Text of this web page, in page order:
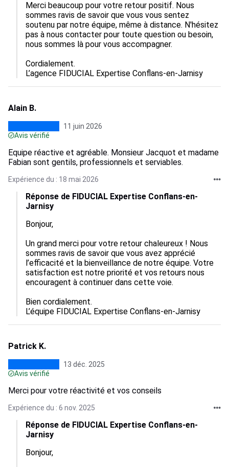
Merci beaucoup pour votre retour positif. Nous
sommes ravis de savoir que vous vous sentez
soutenu par notre équipe, même à distance. N'hésitez
pas à nous contacter pour toute question ou besoin,
nous sommes là pour vous accompagner.
Cordialement.
L’agence FIDUCIAL Expertise Conflans-en-Jarnisy
Alain B.
11 juin 2026
Avis vérifié
Equipe réactive et agréable. Monsieur Jacquot et madame
Fabian sont gentils, professionnels et serviables.
Expérience du : 18 mai 2026
Réponse de FIDUCIAL Expertise Conflans-en-
Jarnisy
Bonjour,
Un grand merci pour votre retour chaleureux ! Nous
sommes ravis de savoir que vous avez apprécié
l’efficacité et la bienveillance de notre équipe. Votre
satisfaction est notre priorité et vos retours nous
encouragent à continuer dans cette voie.
Bien cordialement.
L’équipe FIDUCIAL Expertise Conflans-en-Jarnisy
Patrick K.
13 déc. 2025
Avis vérifié
Merci pour votre réactivité et vos conseils
Expérience du : 6 nov. 2025
Réponse de FIDUCIAL Expertise Conflans-en-
Jarnisy
Bonjour,